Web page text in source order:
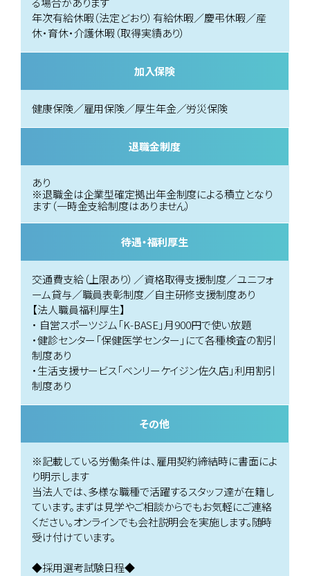
年次有給休暇（法定どおり）有給休暇／慶弔休暇／産
休・育休・介護休暇（取得実績あり）
加入保険
健康保険／雇用保険／厚生年金／労災保険
退職金制度
あり
※退職金は企業型確定拠出年金制度による積立となり
ます（一時金支給制度はありません）
待遇・福利厚生
交通費支給（上限あり）／資格取得支援制度／ユニフォ
ーム貸与／職員表彰制度／自主研修支援制度あり
【法人職員福利厚生】
・ 自営スポーツジム「K-BASE」月900円で使い放題
・健診センター「保健医学センター」にて各種検査の割引
制度あり
・生活支援サービス「ベンリーケイジン佐久店」利用割引
制度あり
その他
※記載している労働条件は、雇用契約締結時に書面によ
り明示します
当法人では、多様な職種で活躍するスタッフ達が在籍し
ています。まずは見学やご相談からでもお気軽にご連絡
ください。オンラインでも会社説明会を実施します。随時
受け付けています。
◆採用選考試験日程◆